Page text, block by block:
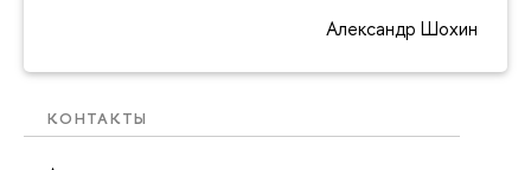
Александр Шохин
КОНТАКТЫ